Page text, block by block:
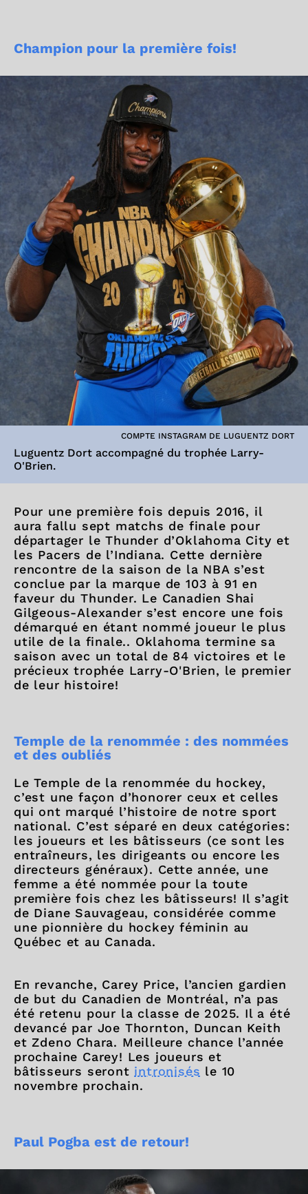
Champion pour la première fois!
COMPTE INSTAGRAM DE LUGUENTZ DORT
Luguentz Dort accompagné du trophée Larry-
O'Brien.
Pour une première fois depuis 2016, il
aura fallu sept matchs de finale pour
départager le Thunder d’Oklahoma City et
les Pacers de l’Indiana. Cette dernière
rencontre de la saison de la NBA s’est
conclue par la marque de 103 à 91 en
faveur du Thunder. Le Canadien Shai
Gilgeous-Alexander s’est encore une fois
démarqué en étant nommé joueur le plus
utile de la finale.. Oklahoma termine sa
saison avec un total de 84 victoires et le
précieux trophée Larry-O'Brien, le premier
de leur histoire!
Temple de la renommée : des nommées
et des oubliés
Le Temple de la renommée du hockey,
c’est une façon d’honorer ceux et celles
qui ont marqué l’histoire de notre sport
national. C’est séparé en deux catégories:
les joueurs et les bâtisseurs (ce sont les
entraîneurs, les dirigeants ou encore les
directeurs généraux). Cette année, une
femme a été nommée pour la toute
première fois chez les bâtisseurs! Il s’agit
de Diane Sauvageau, considérée comme
une pionnière du hockey féminin au
Québec et au Canada.
En revanche, Carey Price, l’ancien gardien
de but du Canadien de Montréal, n’a pas
été retenu pour la classe de 2025. Il a été
devancé par Joe Thornton, Duncan Keith
et Zdeno Chara. Meilleure chance l’année
prochaine Carey! Les joueurs et
bâtisseurs seront intronisés le 10
novembre prochain.
Paul Pogba est de retour!